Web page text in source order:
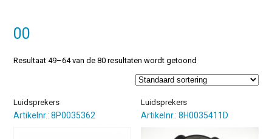
00
Resultaat 49–64 van de 80 resultaten wordt getoond
Luidsprekers
Artikelnr.: 8P0035362
Luidsprekers
Artikelnr.: 8H0035411D